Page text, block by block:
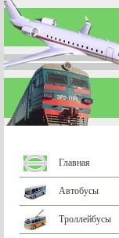
Главная
Автобусы
Троллейбусы